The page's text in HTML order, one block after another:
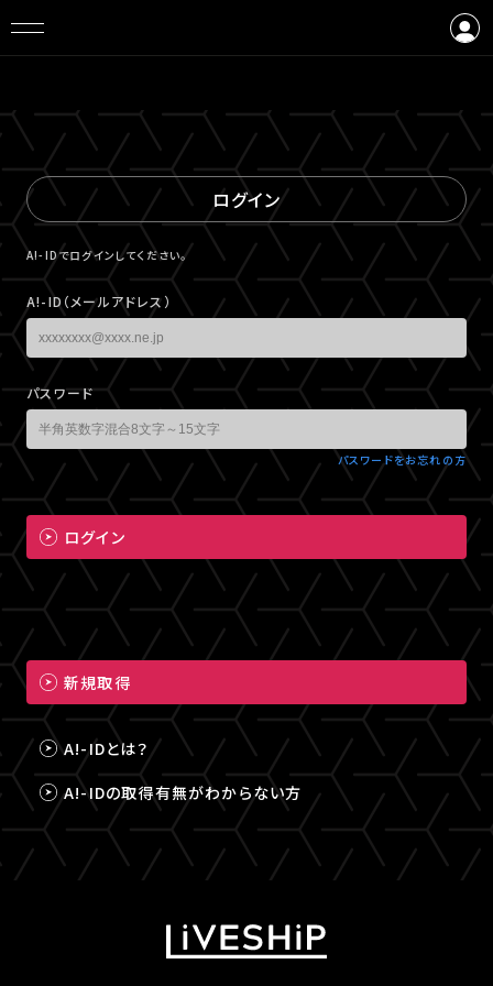
ログイン
A!-IDでログインしてください。
A!-ID（メールアドレス）
パスワード
パスワードをお忘れの方
ログイン
新規取得
A!-IDとは？
A!-IDの取得有無がわからない方